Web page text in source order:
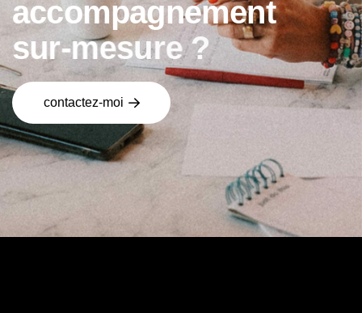
accompagnement
sur-mesure ?
contactez-moi